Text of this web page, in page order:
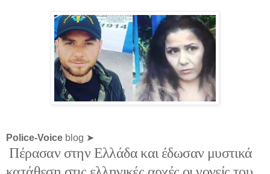
Police-Voice blog ➤
Πέρασαν στην Ελλάδα και έδωσαν μυστικά